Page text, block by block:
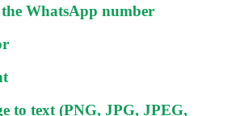
the WhatsApp number
to text (PNG, JPG, JPEG,